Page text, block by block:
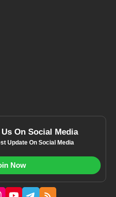
On Social Media
Update On Social Media
Now